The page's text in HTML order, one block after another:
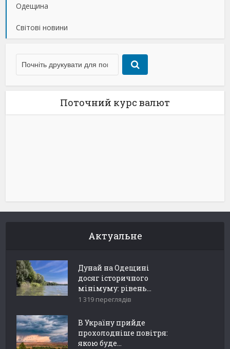
Одещина
Світові новини
Поточний курс валют
Актуальне
Дунай на Одещині
досяг історичного
мінімуму: рівень...
1 319 переглядів
В Україну прийде
прохолодніше повітря:
якою буде...